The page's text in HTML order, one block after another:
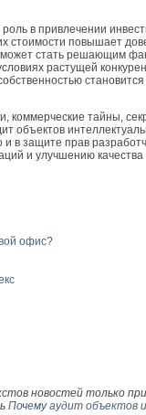
в привлечении
стоимости повышает
стать решающим
растущей
коммерческие тайны,
объектов
в защите прав
и улучшению
офис?
новостей только
Почему аудит объектов